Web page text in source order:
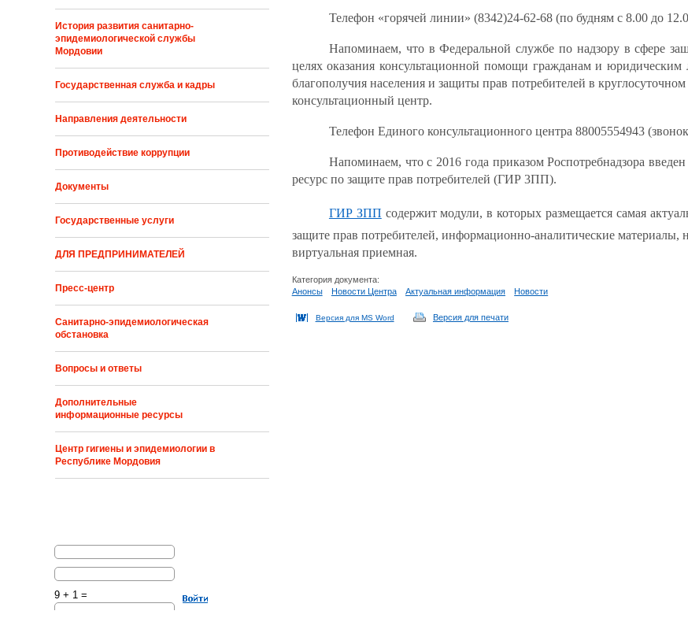
История развития санитарно-
эпидемиологической службы
Мордовии
Государственная служба и кадры
Направления деятельности
Противодействие коррупции
Документы
Государственные услуги
ДЛЯ ПРЕДПРИНИМАТЕЛЕЙ
Пресс-центр
Санитарно-эпидемиологическая
обстановка
Вопросы и ответы
Дополнительные
информационные ресурсы
Центр гигиены и эпидемиологии в
Республике Мордовия
9 + 1 =
Телефон «горячей линии» (8342)24-62-68 (по будням с 8.00 до
Напоминаем, что в Федеральной службе по надзору в сфере
целях оказания консультационной помощи гражданам и юридическим
благополучия населения и защиты прав потребителей в
консультационный центр.
Телефон Единого консультационного центра 88005554943
Напоминаем, что с 2016 года приказом Роспотребнадзора
ресурс по защите прав потребителей (ГИР 3ПП).
ГИР ЗПП содержит модули, в которых размещается самая
защите прав потребителей, информационно-аналитические материалы,
виртуальная приемная.
Категория документа:
Анонсы
Новости Центра Актуальная информация Новости
Версия для MS Word Версия для печати